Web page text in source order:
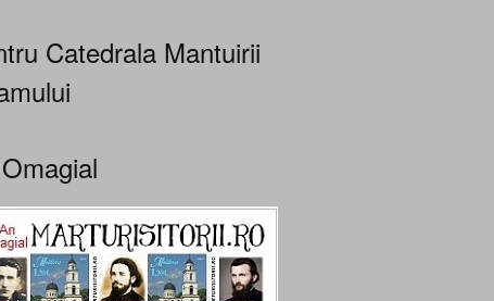
Catedrala Mantuirii